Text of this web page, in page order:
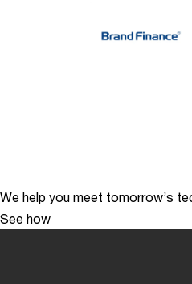
We help you meet tomorrow’s
See how